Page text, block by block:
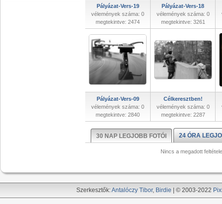
Pályázat-Vers-19
vélemények száma: 0
megtekintve: 2474
Pályázat-Vers-18
vélemények száma: 0
megtekintve: 3261
Pályázat-Vers-09
vélemények száma: 0
megtekintve: 2840
Célkeresztben!
vélemények száma: 0
megtekintve: 2287
30 NAP LEGJOBB FOTÓI 24 ÓRA
Nincs a megadott
Szerkesztők:Antalóczy Tibor, Birdie | © 2003-2022